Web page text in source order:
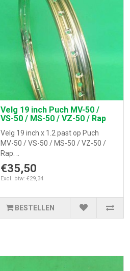
Velg 19 inch Puch MV-50 /
VS-50 / MS-50 / VZ-50 / Rap
Velg 19 inch x 1.2 past op Puch
MV-50 / VS-50 / MS-50 / VZ-50 /
Rap. ..
€35,50
Excl. btw: €29,34
BESTELLEN